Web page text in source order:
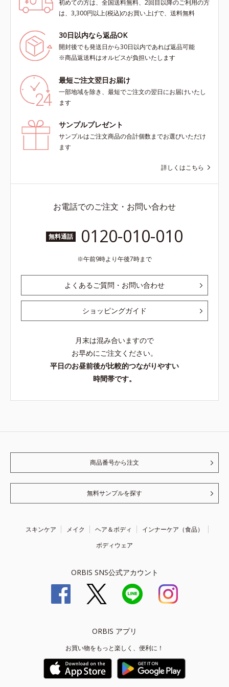
初めての方は、全国送料無料、2回目以降のご利用の方
は、3,300円以上(税込)のお買い上げで、送料無料
30日以内なら返品OK
開封後でも発送日から30日以内であれば返品可能
※商品返送料はオルビスが負担いたします
最短ご注文翌日お届け
一部地域を除き、最短でご注文の翌日にお届けいたし
ます
サンプルプレゼント
サンプルはご注文商品の合計個数までお選びいただけ
ます
詳しくはこちら
お電話でのご注文・お問い合わせ
無料通話 0120-010-010
午前9時より午後7時まで
よくあるご質問・お問い合わせ
ショッピングガイド
月末は混み合いますので
お早めにご注文ください。
平日のお昼前後が比較的つながりやすい
時間帯です。
商品番号から注文
無料サンプルを探す
スキンケア メイク ヘア＆ボディ
インナーケア（食品）
ボディウェア
ORBIS SNS公式アカウント
ORBIS アプリ
お買い物をもっと楽しく、便利に！